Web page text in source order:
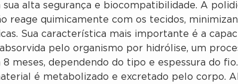
sua alta segurança e biocompatibilidade. A
reage quimicamente com os tecidos,
Sua característica mais importante é a
pelo organismo por hidrólise, um
8 meses, dependendo do tipo e espessura do
é metabolizado e excretado pelo corpo.